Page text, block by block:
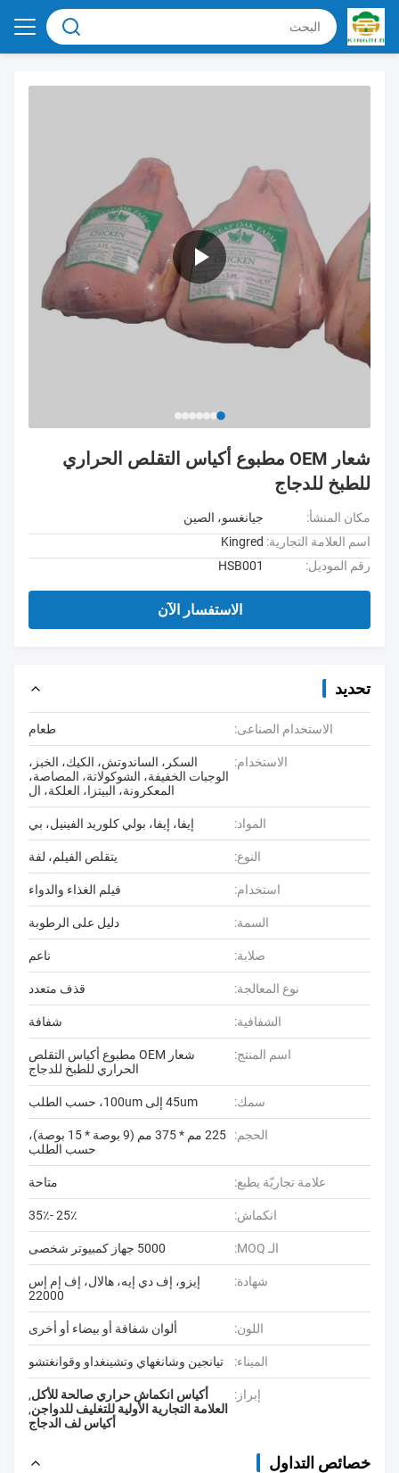
شعار OEM مطبوع أكياس التقلص الحراري
للطبخ للدجاج
مكان المنشأ:
جيانغسو، الصين
اسم العلامة التجارية: Kingred
رقم الموديل:
HSB001
الاستفسار الآن
تحديد
الاستخدام الصناعى: طعام
الاستخدام:
السكر، الساندوتش، الكيك، الخبز،
الوجبات الخفيفة، الشوكولاتة، المصاصة،
المعكرونة، البيتزا، العلكة، ال
المواد: إيفا، إيفا، بولي كلوريد الفينيل، بي
النوع: يتقلص الفيلم، لفة
استخدام: فيلم الغذاء والدواء
السمة: دليل على الرطوبة
صلابة: ناعم
نوع المعالجة: قذف متعدد
الشفافية: شفافة
اسم المنتج:
شعار OEM مطبوع أكياس التقلص
الحراري للطبخ للدجاج
سمك: 45um إلى 100um، حسب الطلب
الحجم:
225 مم * 375 مم (9 بوصة * 15 بوصة)،
حسب الطلب
علامة تجاريّة يطبع: متاحة
انكماش: 25٪ -35٪
الـ MOQ: 5000 جهاز كمبيوتر شخصى
شهادة:
إيزو، إف دي إيه، هالال، إف إم إس
22000
اللون: ألوان شفافة أو بيضاء أو أخرى
الميناء: تيانجين وشانغهاي وتشينغداو وقوانغتشو
إبراز: أكياس انكماش حراري صالحة للأكل,
العلامة التجارية الأولية للتغليف للدواجن,
أكياس لف الدجاج
خصائص التداول